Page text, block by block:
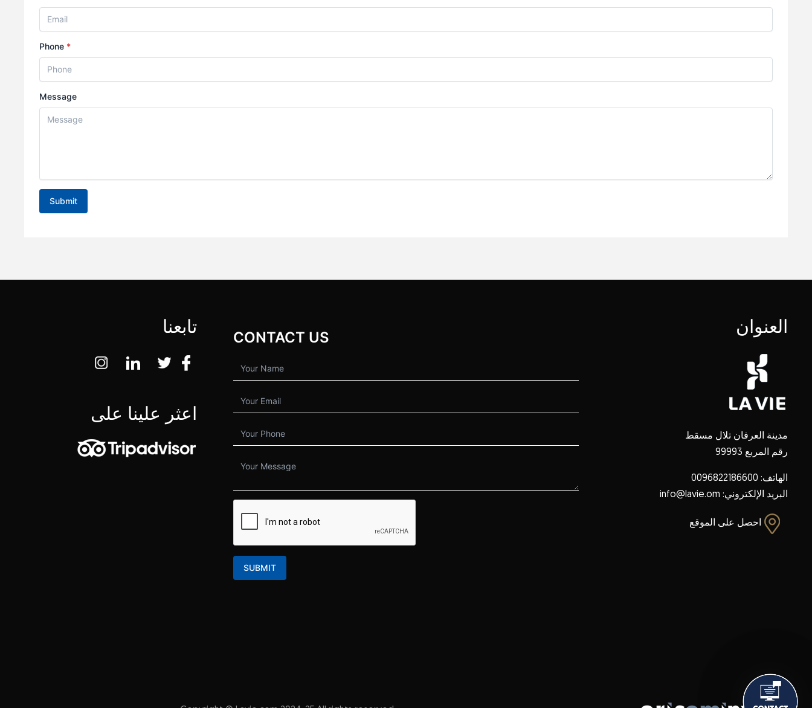
العنوان
مدينة العرفان تلال مسقط
رقم المربع 99993
الهاتف: 0096822186600
البريد الإلكتروني: info@lavie.om
احصل على الموقع
تابعنا
اعثر علينا على